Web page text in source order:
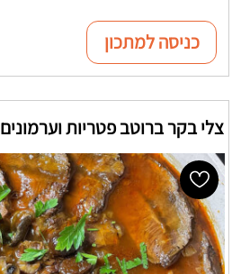
כניסה למתכון
צלי בקר ברוטב פטריות וערמונים